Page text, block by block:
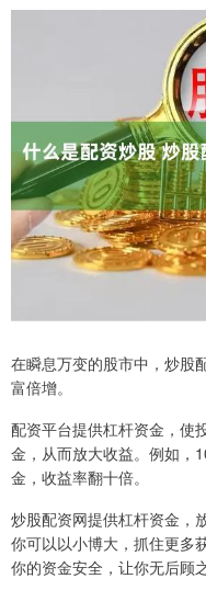
在瞬息万变的股市中，炒股
富倍增。
配资平台提供杠杆资金，使
金，从而放大收益。例如，
金，收益率翻十倍。
炒股配资网提供杠杆资金，
你可以以小博大，抓住更多
你的资金安全，让你无后顾之